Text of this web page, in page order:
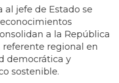
al jefe de Estado se
a la República
regional en
democrática y
sostenible.